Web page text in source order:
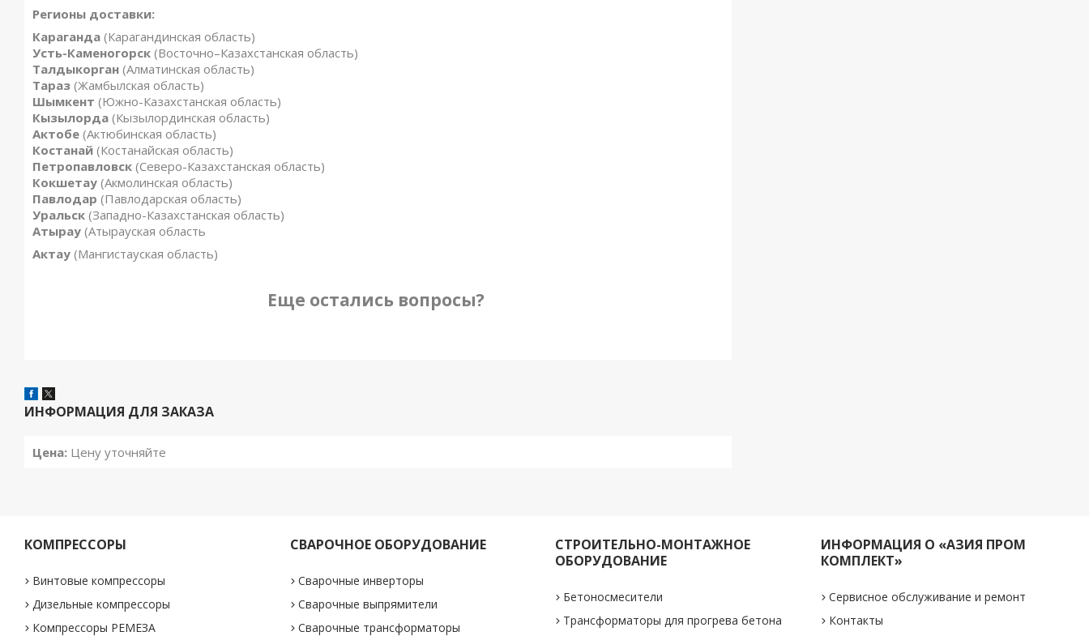
Регионы доставки:
Караганда (Карагандинская область)
Усть-Каменогорск (Восточно–Казахстанская область)
Талдыкорган (Алматинская область)
Тараз (Жамбылская область)
Шымкент (Южно-Казахстанская область)
Кызылорда (Кызылординская область)
Актобе (Актюбинская область)
Костанай (Костанайская область)
Петропавловск (Северо-Казахстанская область)
Кокшетау (Акмолинская область)
Павлодар (Павлодарская область)
Уральск (Западно-Казахстанская область)
Атырау (Атырауская область
Актау (Мангистауская область)
Еще остались вопросы?
ИНФОРМАЦИЯ ДЛЯ ЗАКАЗА
Цена: Цену уточняйте
КОМПРЕССОРЫ
Винтовые компрессоры
Дизельные компрессоры
Компрессоры РЕМЕЗА
СВАРОЧНОЕ ОБОРУДОВАНИЕ
Сварочные инверторы
Сварочные выпрямители
Сварочные трансформаторы
СТРОИТЕЛЬНО-МОНТАЖНОЕ
ОБОРУДОВАНИЕ
Бетоносмесители
Трансформаторы для прогрева бетона
ИНФОРМАЦИЯ О «АЗИЯ ПРОМ
КОМПЛЕКТ»
Сервисное обслуживание и ремонт
Контакты